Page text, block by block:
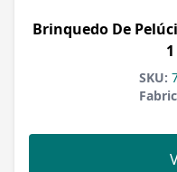
Brinquedo De
SKU: